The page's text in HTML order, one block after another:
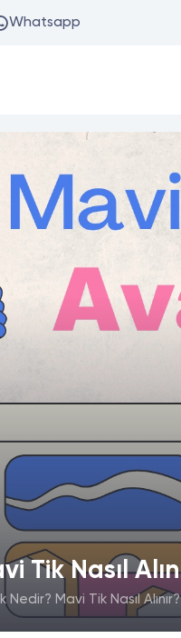
Whatsapp
Tik Nasıl
Nedir? Mavi Tik Nasıl Alınır?